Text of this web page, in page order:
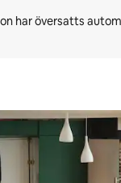
har översatts